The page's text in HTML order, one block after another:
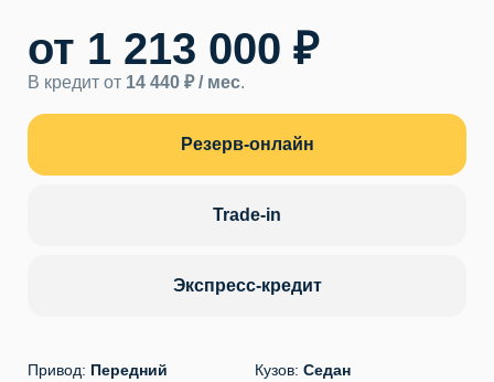
от 1 213 000 ₽
В кредит от 14 440 ₽ / мес.
Резерв-онлайн
Trade-in
Экспресс-кредит
Привод: Передний Кузов: Седан